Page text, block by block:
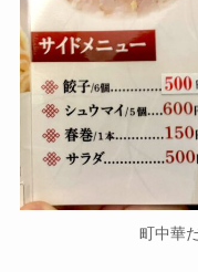
町中華